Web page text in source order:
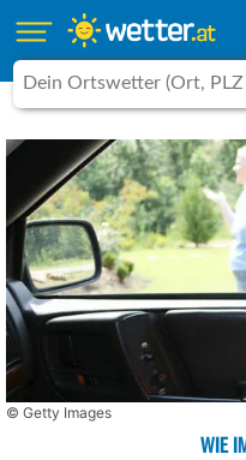
© Getty Images
WIE